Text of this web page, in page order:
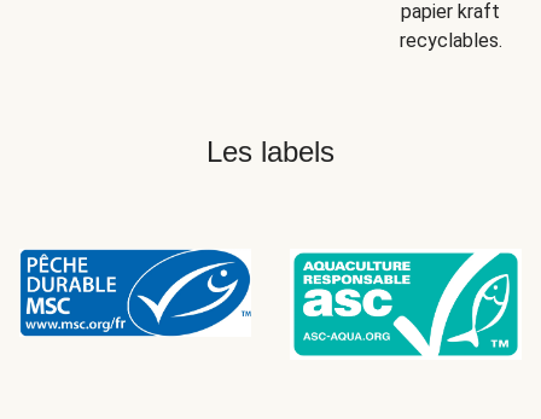
papier kraft
recyclables.
Les labels